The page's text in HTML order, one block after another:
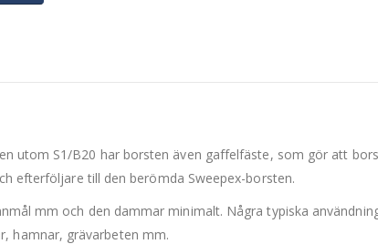
utom S1/B20 har borsten även gaffelfäste, som gör att
efterföljare till den berömda Sweepex-borsten.
mm och den dammar minimalt. Några typiska
hamnar, grävarbeten mm.